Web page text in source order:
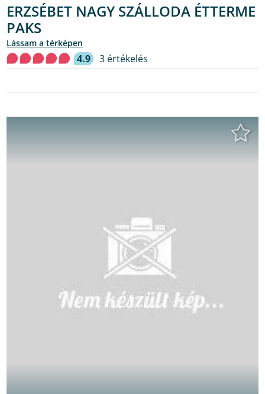
ERZSÉBET NAGY SZÁLLODA ÉTTERME
PAKS
lássam a térképen
4.9 3 értékelés